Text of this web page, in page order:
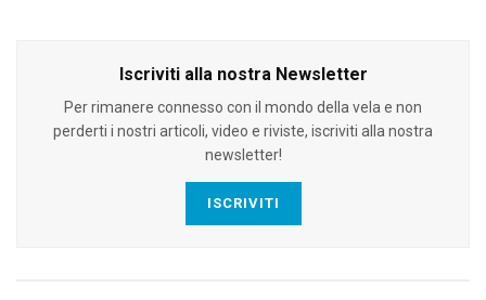
Iscriviti alla nostra Newsletter
Per rimanere connesso con il mondo della vela e non
perderti i nostri articoli, video e riviste, iscriviti alla nostra
newsletter!
ISCRIVITI